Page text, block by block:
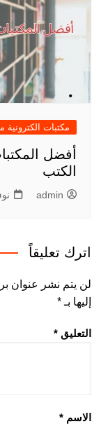
مكتبات الكترونية
أفضل
الكتب
admin
اترك تعليقاً
لن يتم نشر عنوان
إليها بـ *
التعليق *
الاسم *